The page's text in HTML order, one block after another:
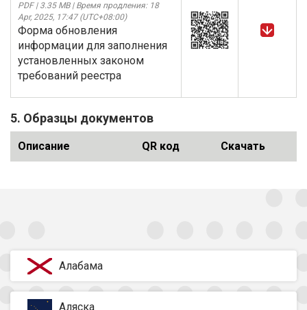
PDF | 3.35 MB | Время продления: 18
Apr, 2025, 17:47 (UTC+08:00)
Форма обновления
информации для заполнения
установленных законом
требований реестра
5. Образцы документов
Описание QR код Скачать
Алабама
Аляска